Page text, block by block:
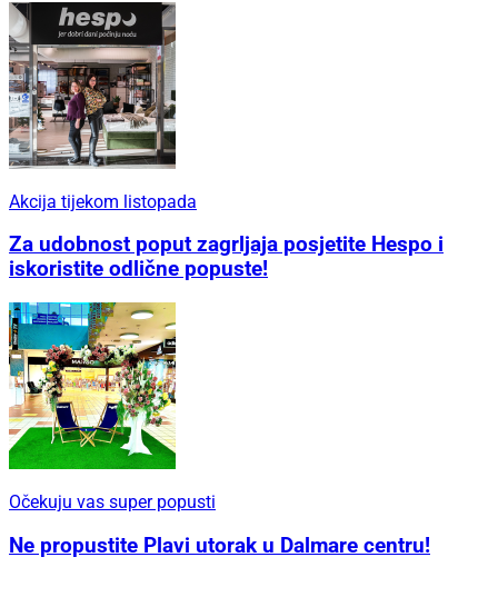
Akcija tijekom listopada
Za udobnost poput zagrljaja posjetite Hespo i
iskoristite odlične popuste!
Očekuju vas super popusti
Ne propustite Plavi utorak u Dalmare centru!